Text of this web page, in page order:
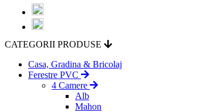
CATEGORII PRODUSE
Casa, Gradina & Bricolaj
Ferestre PVC
4 Camere
Alb
Mahon